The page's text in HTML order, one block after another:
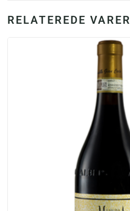
RELATEREDE VARER